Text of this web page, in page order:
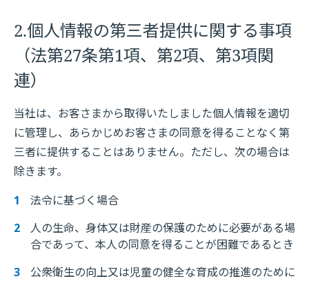
2.個人情報の第三者提供に関する事項
（法第27条第1項、第2項、第3項関
連）
当社は、お客さまから取得いたしました個人情報を適切
に管理し、あらかじめお客さまの同意を得ることなく第
三者に提供することはありません。ただし、次の場合は
除きます。
法令に基づく場合
人の生命、身体又は財産の保護のために必要がある場
合であって、本人の同意を得ることが困難であるとき
公衆衛生の向上又は児童の健全な育成の推進のために